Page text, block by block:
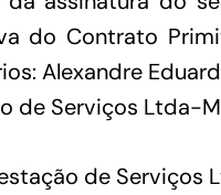
do Contrato
Alexandre
de Serviços Ltda-
de Serviços